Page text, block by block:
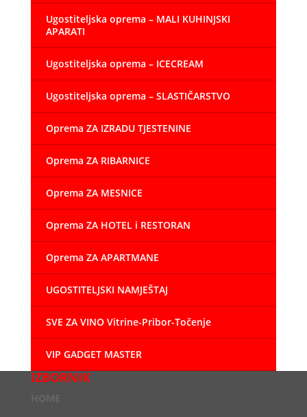
Ugostiteljska oprema – MALI KUHINJSKI
APARATI
Ugostiteljska oprema – ICECREAM
Ugostiteljska oprema – SLASTIČARSTVO
Oprema ZA IZRADU TJESTENINE
Oprema ZA RIBARNICE
Oprema ZA MESNICE
Oprema ZA HOTEL i RESTORAN
Oprema ZA APARTMANE
UGOSTITELJSKI NAMJEŠTAJ
SVE ZA VINO Vitrine-Pribor-Točenje
VIP GADGET MASTER
IZBORNIK